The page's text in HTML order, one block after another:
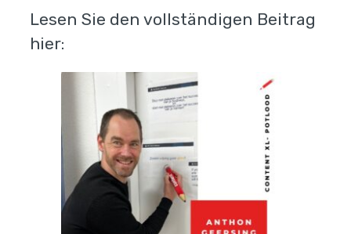
Lesen Sie den vollständigen Beitrag
hier: